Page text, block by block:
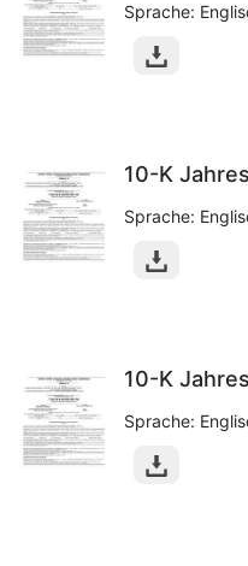
Sprache:
10-K
Sprache:
10-K
Sprache: